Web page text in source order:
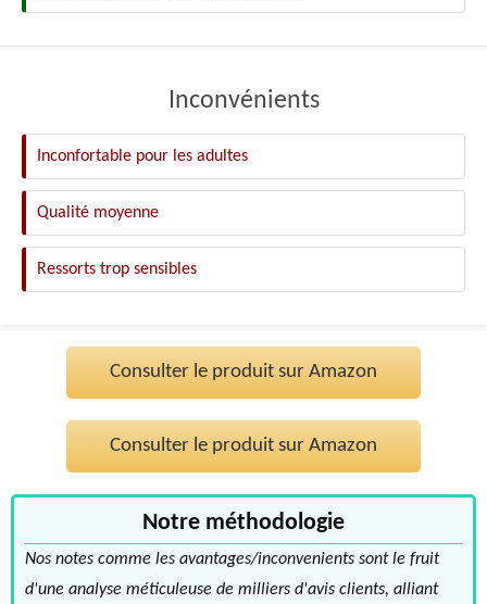
Inconvénients
Inconfortable pour les adultes
Qualité moyenne
Ressorts trop sensibles
Consulter le produit sur Amazon
Consulter le produit sur Amazon
Notre méthodologie
Nos notes comme les avantages/inconvenients sont le fruit
d'une analyse méticuleuse de milliers d'avis clients, alliant